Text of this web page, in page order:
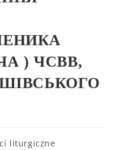
) ЧСВВ,
liturgiczne